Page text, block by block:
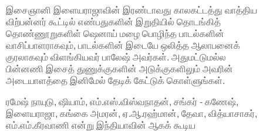
இசைஞானி இளையராஜாவின் இரண்டாவது காலகட்டத்து வாத்திய
விற்பன்னர் கூட்டில் எண்பதுகளின் இறுதியில் தொடங்கித்
தொண்ணூறுகளிள் ஷெனாய் மழை பொழிந்த பாடல்களின்
வாசிப்பாளராகவும், பாடல்களின் இடையே ஒலித்த ஆலாபனைக்
குரலாகவும் விளங்கியவர் பாலேஷ் அவர்கள். அதுமட்டுமல்ல
பின்னணி இசைத் துணுக்குகளின் அடுக்குகளிலும் அவரின்
அடையாளத்தை இனிமேல் தேடிக் கேட்டுக் கொள்ளுங்கள்.
ரமேஷ் நாயுடு, ஷியாம், எம்.எஸ்.விஸ்வநாதன், சங்கர் - கணேஷ்,
இளையராஜா, கங்கை அமரன், ஏ.ஆ.ரஹ்மான், தேவா, வித்யாசாகர்,
எம்.எம்.கீரவாணி என்று இந்தியாவின் ஆகக் கூடிய